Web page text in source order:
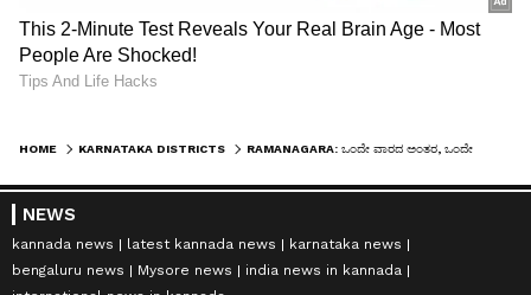
HOME KARNATAKA DISTRICTS
NEWS
kannada news latest kannada news
karnataka news
bengaluru news
Mysore news
india news in kannada